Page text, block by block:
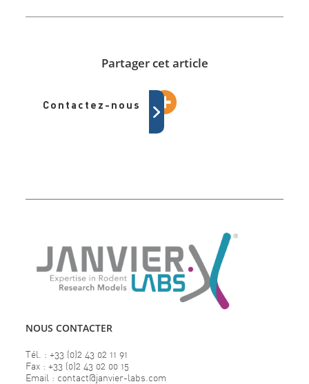
Partager cet article
Contactez-nous
NOUS CONTACTER
Tél. : +33 (0)2 43 02 11 91
Fax : +33 (0)2 43 02 00 15
Email : contact@janvier-labs.com